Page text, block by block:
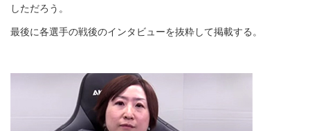
しただろう。
最後に各選手の戦後のインタビューを抜粋して掲載する。